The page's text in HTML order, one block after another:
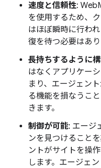
速度と信頼性:
を使用するため、
はほぼ瞬時に行わ
復を待つ必要はあり
長持ちするように
はなくアプリケー
まり、エージェン
る機能を損なうこ
きます。
制御が可能: エージ
ンを見つけること
ントがサイトを操
します。エージェ